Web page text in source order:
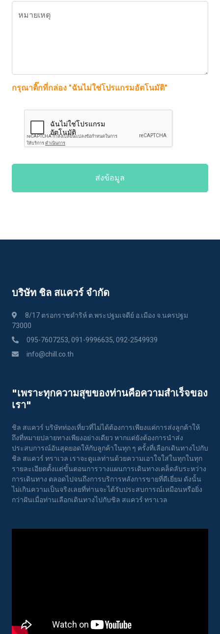
หมายเหตุ
กรุณาติ๊กที่กล่อง "ฉันไม่ใช่โปรแกรมอัตโนมัติ"
ส่งข้อมูล
บริษัท ชิล สแควร์ จำกัด
8/17 ตรอกราชดำริห์ ต.พระปฐมเจดีย์ อ.เมือง จ.นครปฐม
73000
095-7607253, 091-9996635, 092-2549939
info@chill.co.th
"เพราะทุกความสุขของท่านคือความสําเร็จของ
เรา"
ชิล สแควร์ บริษัทท่องเที่ยวที่ไม่ได้ต้องการเพียงแค่การส่งลูกค้าให้
ถึงที่หมายปลายทางเพียงอย่างเดียว หากแต่ยังต้องการนำส่ง
ประสบการณ์อันสุดยอดให้กับลูกค้าในทุก ๆ ครั้งที่เลือกเดินทางไปกับ
ชิล สแควร์ ทราเวล เราจะดูแลท่านด้วยความเอาใจใส่ในทุกในทุก
รายละเอียดตั้งแต่ขั้นตอนการวางแผนการเดินทางเคล็ดลับระหว่าง
การเดินทาง ตลอดไปจนถึงการบริการหลังการขายที่ดีเยี่ยม ดังนั้น
ไม่เกินความเป็นจริงเลยที่ท่านจะได้รับประสบการณ์เหมือนหรือยิ่ง
กว่าฝันเมื่อท่านเลือกเดินทางไปกับชิล สแควร์ ทราเวล